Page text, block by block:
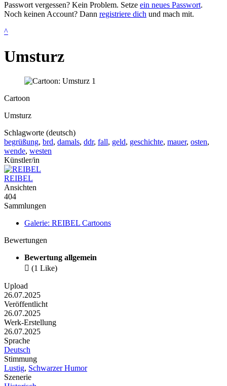
Passwort vergessen? Kein Problem. Setze ein neues Passwort.
Noch keinen Account? Dann registriere dich und mach mit.
^
Umsturz
Cartoon
Umsturz
Schlagworte (deutsch)
begrüßung, brd, damals, ddr, fall, geld, geschichte, mauer, osten,
wende, westen
Künstler/in
REIBEL
Ansichten
404
Sammlungen
Galerie: REIBEL Cartoons
Bewertungen
Bewertung allgemein
 (1 Like)
Upload
26.07.2025
Veröffentlicht
26.07.2025
Werk-Erstellung
26.07.2025
Sprache
Deutsch
Stimmung
Lustig, Schwarzer Humor
Szenerie